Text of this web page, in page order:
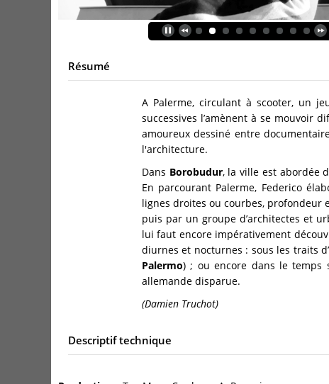
Résumé
A Palerme, circulant à scooter, un
successives l’amènent à se mouvoir
amoureux dessiné entre
l'architecture.
Dans Borobudur, la ville est abordée
En parcourant Palerme, Federico
lignes droites ou courbes, profondeur
puis par un groupe d’architectes et
lui faut encore impérativement
diurnes et nocturnes : sous les traits
Palermo) ; ou encore dans le temps
allemande disparue.
(Damien Truchot)
Descriptif technique